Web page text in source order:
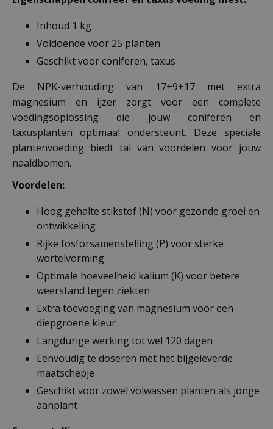
Inhoud 1 kg
Voldoende voor 25 planten
Geschikt voor coniferen, taxus
De NPK-verhouding van 17+9+17 met extra
magnesium en ijzer zorgt voor een complete
voedingsoplossing die jouw coniferen en
taxusplanten optimaal ondersteunt. Deze speciale
plantenvoeding biedt tal van voordelen voor jouw
naaldbomen.
Voordelen:
Hoog gehalte stikstof (N) voor gezonde groei en
ontwikkeling
Rijke fosforsamenstelling (P) voor sterke
wortelvorming
Optimale hoeveelheid kalium (K) voor betere
weerstand tegen ziekten
Extra toevoeging van magnesium voor een
diepgroene kleur
Langdurige werking tot wel 120 dagen
Eenvoudig te doseren met het bijgeleverde
maatschepje
Geschikt voor zowel volwassen planten als jonge
aanplant